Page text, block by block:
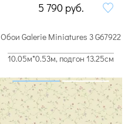
5 790 руб.
Обои Galerie Miniatures 3 G67922
10.05м*0.53м, подгон 13.25см